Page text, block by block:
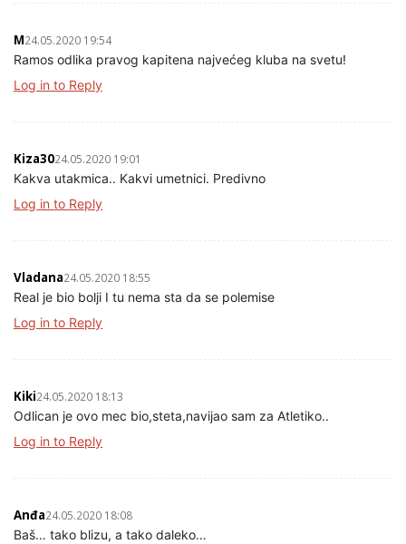
M24.05.2020 19:54
Ramos odlika pravog kapitena najvećeg kluba na svetu!
Log in to Reply
Kiza3024.05.2020 19:01
Kakva utakmica.. Kakvi umetnici. Predivno
Log in to Reply
Vladana24.05.2020 18:55
Real je bio bolji I tu nema sta da se polemise
Log in to Reply
Kiki24.05.2020 18:13
Odlican je ovo mec bio,steta,navijao sam za Atletiko..
Log in to Reply
Anđa24.05.2020 18:08
Baš… tako blizu, a tako daleko…